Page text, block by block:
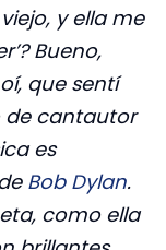
y ella me
Bueno,
que sentí
de cantautor
es
Bob Dylan.
como ella